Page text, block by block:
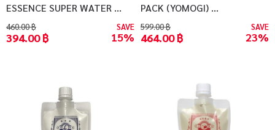
ESSENCE SUPER WATER ...
460.00 ฿
394.00 ฿
SAVE
15%
PACK (YOMOGI) ...
599.00 ฿
464.00 ฿
SAVE
23%